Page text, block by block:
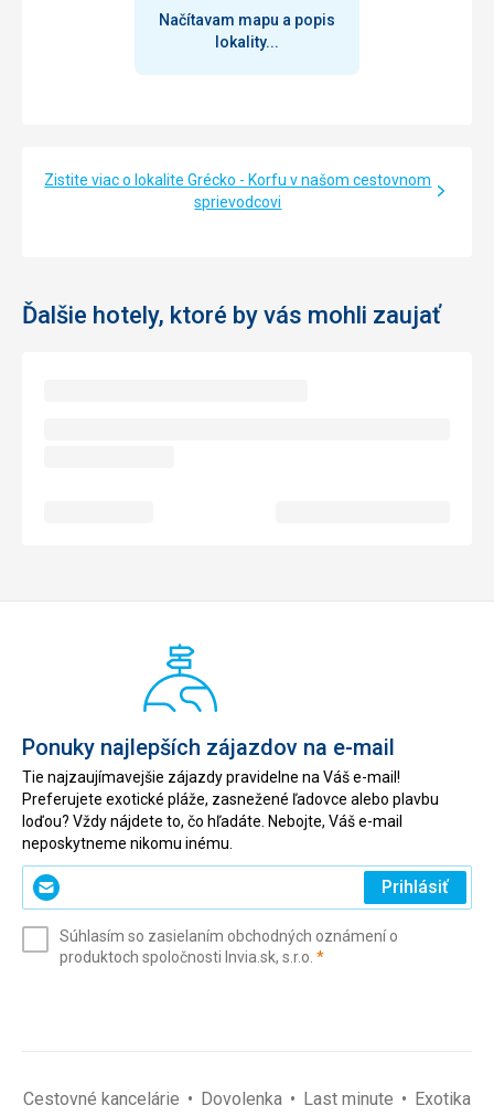
Načítavam mapu a popis
lokality...
Zistite viac o lokalite Grécko - Korfu v našom cestovnom
sprievodcovi
Ďalšie hotely, ktoré by vás mohli zaujať
Ponuky najlepších zájazdov na e-mail
Tie najzaujímavejšie zájazdy pravidelne na Váš e-mail!
Preferujete exotické pláže, zasnežené ľadovce alebo plavbu
loďou? Vždy nájdete to, čo hľadáte. Nebojte, Váš e-mail
neposkytneme nikomu inému.
Zadajte
svoj
(povinné)
Prihlásiť
Súhlasím so zasielaním obchodných oznámení o
produktoch spoločnosti Invia.sk, s.r.o. *(povinné)
Cestovné kancelárie Dovolenka Last minute
Exotika